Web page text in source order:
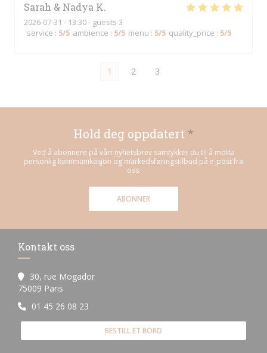
Sarah & Nadya K
2026-07-31 - 13:30 - guests 3
service : 5/5 ambience : 5/5 menu : 5/5 quality_price : 5/5
1 2 3
Hold deg oppdatert *
Ved å abonnere på vårt nyhetsbrev samtykker du til å motta
personlig kommunikasjon og markedsføringstilbud på e-post fra
oss.
ABONNER
Kontakt oss
30, rue Mogador
75009 Paris
01 45 26 08 23
BESTILL ET BORD